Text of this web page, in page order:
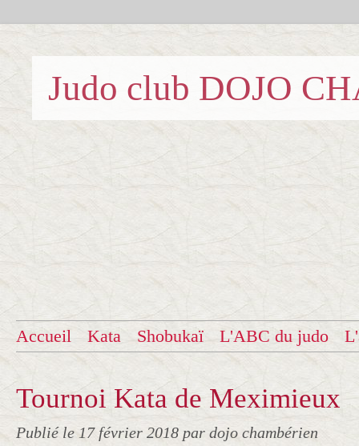
Judo club DOJO
Accueil Kata Shobukaï L'ABC du judo
Tournoi Kata de Meximieux
Publié le 17 février 2018 par dojo chambérien